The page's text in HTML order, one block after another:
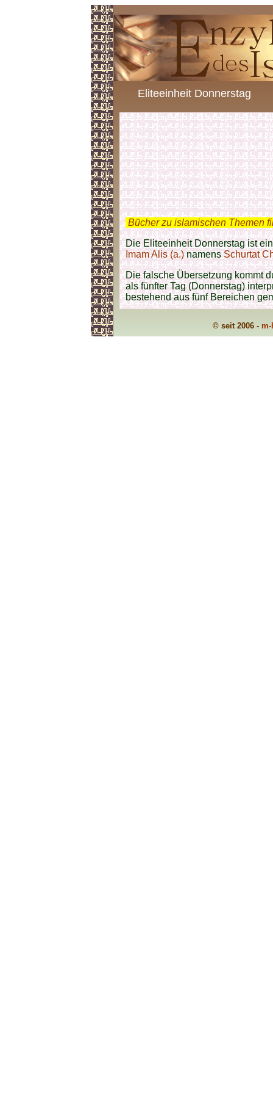
Eliteeinheit Donnerstag
Bücher zu islamischen Themen
Die Eliteeinheit Donnerstag ist
Imam Alis (a.)namensSchurtat
Die falsche Übersetzung kommt
als fünfter Tag (Donnerstag)
bestehend aus fünf Bereichen
© seit 2006 -